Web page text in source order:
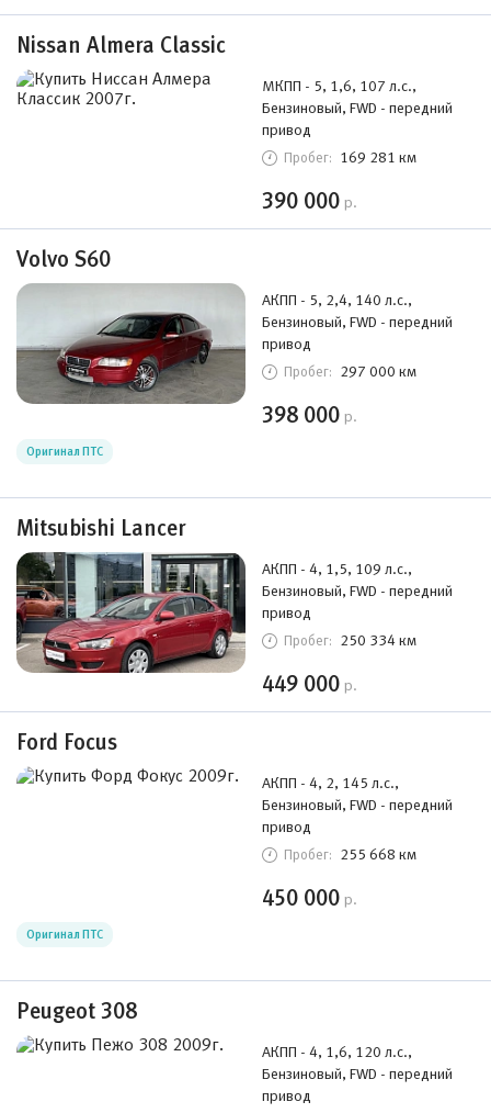
Nissan Almera Classic
МКПП - 5, 1,6, 107 л.с.,
Бензиновый, FWD - передний
привод
Пробег: 169 281 км
390 000 р.
Volvo S60
АКПП - 5, 2,4, 140 л.с.,
Бензиновый, FWD - передний
привод
Пробег: 297 000 км
398 000 р.
Оригинал ПТС
Mitsubishi Lancer
АКПП - 4, 1,5, 109 л.с.,
Бензиновый, FWD - передний
привод
Пробег: 250 334 км
449 000 р.
Ford Focus
АКПП - 4, 2, 145 л.с.,
Бензиновый, FWD - передний
привод
Пробег: 255 668 км
450 000 р.
Оригинал ПТС
Peugeot 308
АКПП - 4, 1,6, 120 л.с.,
Бензиновый, FWD - передний
привод